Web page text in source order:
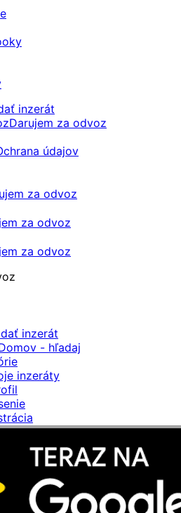
inzerát
Darujem za odvoz
údajov
inzerát
- hľadaj
inzeráty